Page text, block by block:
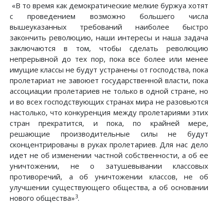
«В то время как демократические мелкие буржуа хотят
с проведением возможно большего числа
вышеуказанных требований наиболее быстро
закончить революцию, наши интересы и наша задача
заключаются в том, чтобы сделать революцию
непрерывной до тех пор, пока все более или менее
имущие классы не будут устранены от господства, пока
пролетариат не завоюет государственной власти, пока
ассоциации пролетариев не только в одной стране, но
и во всех господствующих странах мира не разовьются
настолько, что конкуренция между пролетариями этих
стран прекратится, и пока, по крайней мере,
решающие производительные силы не будут
сконцентрированы в руках пролетариев. Для нас дело
идет не об изменении частной собственности, а об ее
уничтожении, не о затушевывании классовых
противоречий, а об уничтожении классов, не об
улучшении существующего общества, а об основании
нового общества»3.